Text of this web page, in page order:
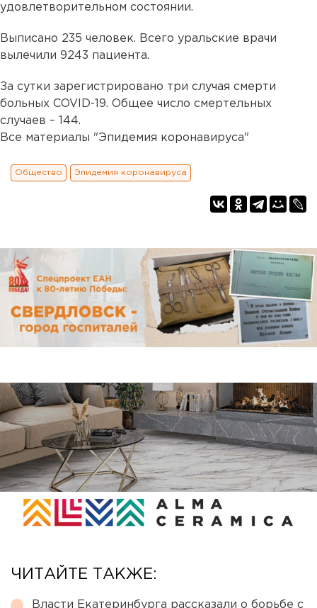
удовлетворительном состоянии.
Выписано 235 человек. Всего уральские врачи
вылечили 9243 пациента.
За сутки зарегистрировано три случая смерти
больных COVID-19. Общее число смертельных
случаев – 144.
Все материалы "Эпидемия коронавируса"
Общество Эпидемия коронавируса
ЧИТАЙТЕ ТАКЖЕ:
Власти Екатеринбурга рассказали о борьбе с